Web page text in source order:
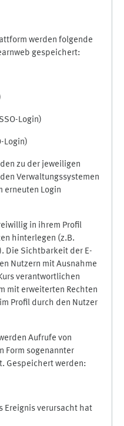
werden folgende
gespeichert:
Login)
Login)
zu der jeweiligen
Verwaltungssystemen
erneuten Login
in ihrem Profil
hinterlegen (z.B.
Die Sichtbarkeit der E-
Nutzern mit Ausnahme
verantwortlichen
mit erweiterten Rechten
Profil durch den Nutzer
Aufrufe von
Form sogenannter
Gespeichert werden:
Ereignis verursacht hat